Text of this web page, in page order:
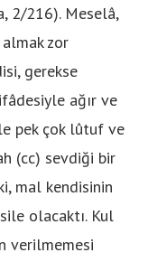
2/216). Meselâ,
zor
gerekse
ağır ve
pek çok lûtuf ve
(cc) sevdiği bir
mal kendisinin
olacaktı. Kul
verilmemesi